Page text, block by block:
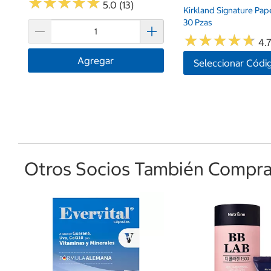
5.0 (13)
Agregar
Kirkland Signature
30 Pzas
★★★★★
★★★★★
Seleccionar
Otros Socios También